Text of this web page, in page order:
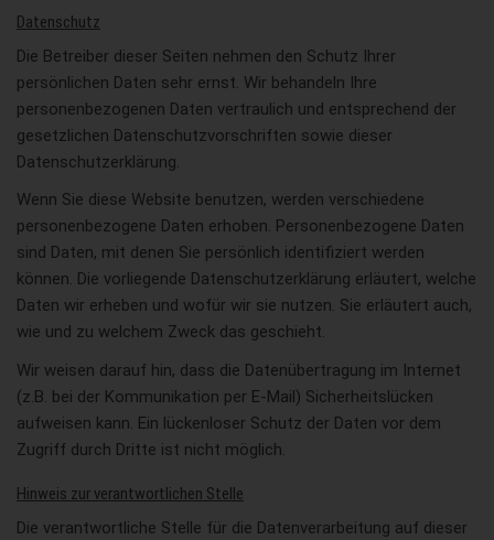
Datenschutz
Die Betreiber dieser Seiten nehmen den Schutz Ihrer
persönlichen Daten sehr ernst. Wir behandeln Ihre
personenbezogenen Daten vertraulich und entsprechend der
gesetzlichen Datenschutzvorschriften sowie dieser
Datenschutzerklärung.
Wenn Sie diese Website benutzen, werden verschiedene
personenbezogene Daten erhoben. Personenbezogene Daten
sind Daten, mit denen Sie persönlich identifiziert werden
können. Die vorliegende Datenschutzerklärung erläutert, welche
Daten wir erheben und wofür wir sie nutzen. Sie erläutert auch,
wie und zu welchem Zweck das geschieht.
Wir weisen darauf hin, dass die Datenübertragung im Internet
(z.B. bei der Kommunikation per E-Mail) Sicherheitslücken
aufweisen kann. Ein lückenloser Schutz der Daten vor dem
Zugriff durch Dritte ist nicht möglich.
Hinweis zur verantwortlichen Stelle
Die verantwortliche Stelle für die Datenverarbeitung auf dieser